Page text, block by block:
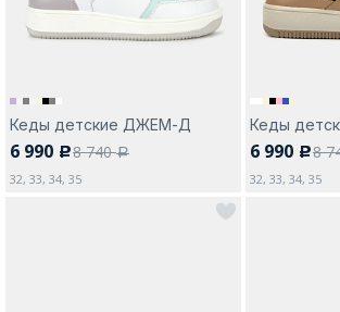
Кеды детские ДЖЕМ-Д
6 990 c8 740a
32, 33, 34, 35
Кеды
6 990 c8
32, 33, 34, 35